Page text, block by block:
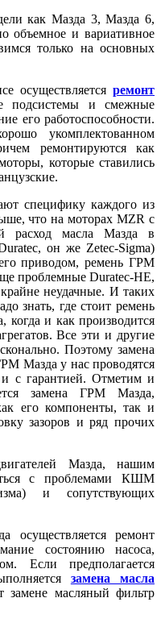
как Мазда 3, Мазда 6,
объемное и вариативное
только на основных
осуществляется ремонт
подсистемы и смежные
его работоспособности.
укомплектованном
ремонтируются как
которые ставились
специфику каждого из
что на моторах MZR с
расход масла Мазда в
он же Zetec-Sigma)
приводом, ремень ГРМ
проблемные Duratec-HE,
неудачные. И таких
знать, где стоит ремень
и как производится
Все эти и другие
Поэтому замена
Мазда у нас проводятся
и с гарантией. Отметим и
замена ГРМ Мазда,
его компоненты, так и
зазоров и ряд прочих
Мазда, нашим
с проблемами КШМ
и сопутствующих
осуществляется ремонт
состоянию насоса,
Если предполагается
замена масла
замене масляный фильтр